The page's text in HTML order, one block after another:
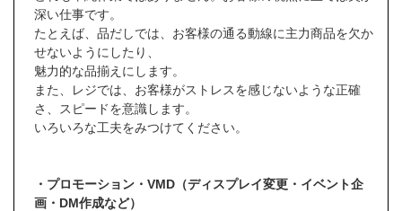
深い仕事です。
たとえば、品だしでは、お客様の通る動線に主力商品を欠か
せないようにしたり、
魅力的な品揃えにします。
また、レジでは、お客様がストレスを感じないような正確
さ、スピードを意識します。
いろいろな工夫をみつけてください。
・プロモーション・VMD（ディスプレイ変更・イベント企
画・DM作成など）